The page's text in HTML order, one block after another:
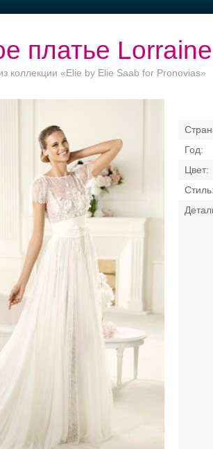
платье Lorraine
коллекции «Elie by Elie Saab for Pronovias»
верандами
50
Банкет